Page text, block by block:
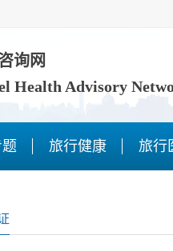
询网
Health Advisory
旅行健康 旅行